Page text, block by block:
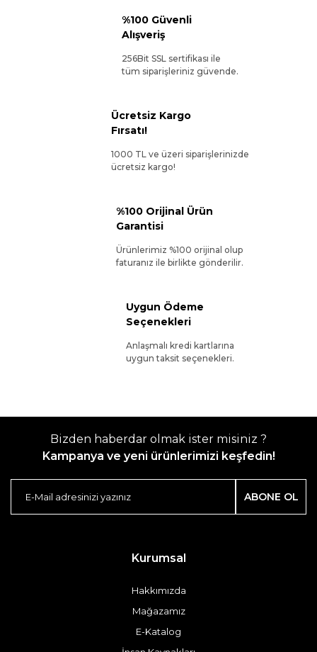
%100 Güvenli
Alışveriş
256Bit SSL sertifikası ile
tüm siparişleriniz güvende.
Ücretsiz Kargo
Fırsatı!
1000 TL ve üzeri siparişlerinizde
ücretsiz kargo!
%100 Orijinal Ürün
Garantisi
Ürünlerimiz %100 orijinal olup
faturanız ile birlikte gönderilir.
Uygun Ödeme
Seçenekleri
Anlaşmalı kredi kartlarına
uygun taksit seçenekleri.
Bizden haberdar olmak ister misiniz ?
Kampanya ve yeni ürünlerimizi keşfedin!
ABONE OL
Kurumsal
Hakkımızda
Mağazamız
E-Katalog